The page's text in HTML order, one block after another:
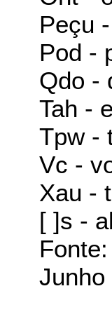
Peçu
Pod -
Qdo -
Tah -
Tpw -
Vc -
Xau -
[ ]s -
Junho